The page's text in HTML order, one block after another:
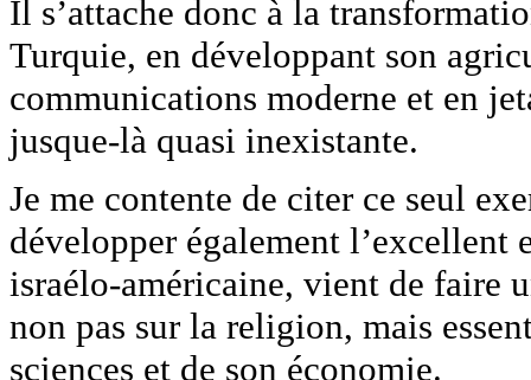
Il s’attache donc à la
Turquie, en développant son
communications moderne et en
jusque-là quasi inexistante.
Je me contente de citer ce seul
développer également
israélo-américaine, vient de faire
non pas sur la religion, mais
sciences et de son économie.